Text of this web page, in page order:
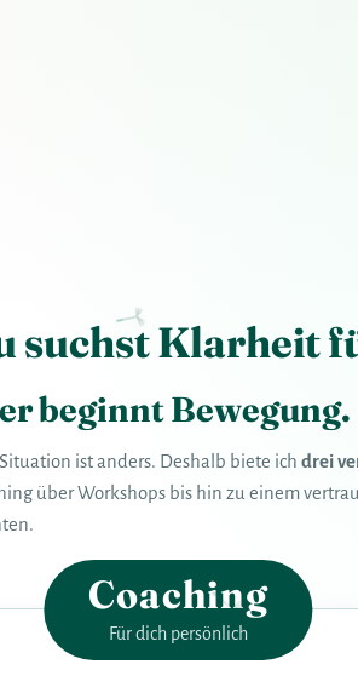
suchst Klarheit
beginnt Bewegung.
ist anders. Deshalb biete ich drei
über Workshops bis hin zu einem
Coaching
Für dich persönlich